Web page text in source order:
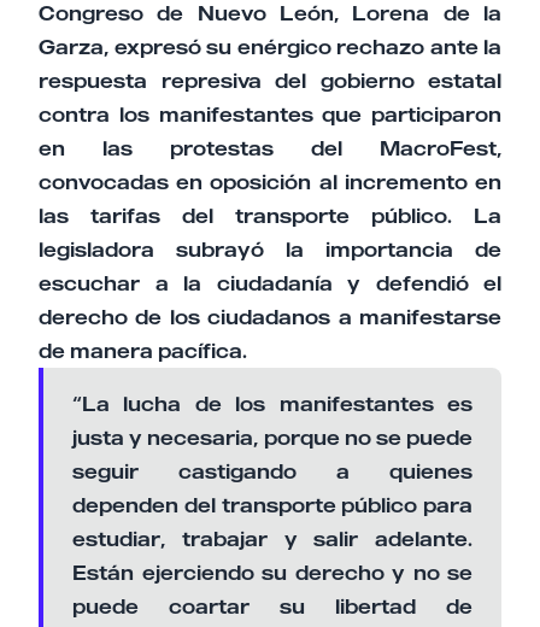
Congreso de Nuevo León, Lorena de la
Garza, expresó su enérgico rechazo ante la
respuesta represiva del gobierno estatal
contra los manifestantes que participaron
en las protestas del MacroFest,
convocadas en oposición al incremento en
las tarifas del transporte público. La
legisladora subrayó la importancia de
escuchar a la ciudadanía y defendió el
derecho de los ciudadanos a manifestarse
de manera pacífica.
“La lucha de los manifestantes es
justa y necesaria, porque no se puede
seguir castigando a quienes
dependen del transporte público para
estudiar, trabajar y salir adelante.
Están ejerciendo su derecho y no se
puede coartar su libertad de